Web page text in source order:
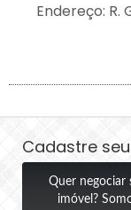
Endereço: R.
Cadastre
Quer negociar
imóvel?